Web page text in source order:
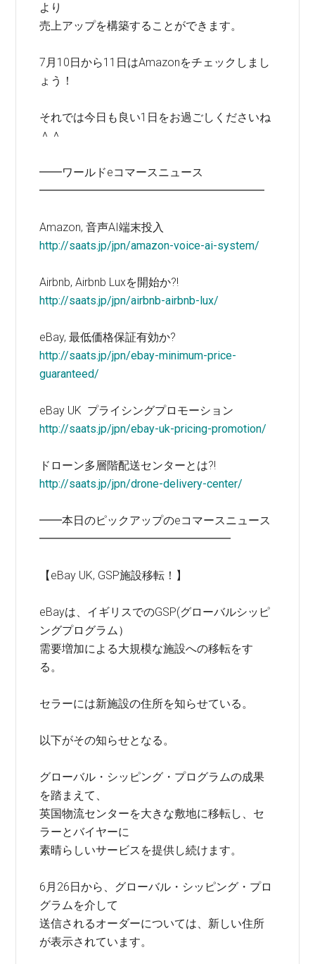
より
売上アップを構築することができます。
7月10日から11日はAmazonをチェックしまし
ょう！
それでは今日も良い1日をお過ごしくださいね
＾＾
━━ワールドeコマースニュース
━━━━━━━━━━━━━━━━━━━━
Amazon, 音声AI端末投入
http://saats.jp/jpn/amazon-voice-ai-system/
Airbnb, Airbnb Luxを開始か?!
http://saats.jp/jpn/airbnb-airbnb-lux/
eBay, 最低価格保証有効か?
http://saats.jp/jpn/ebay-minimum-price-
guaranteed/
eBay UK プライシングプロモーション
http://saats.jp/jpn/ebay-uk-pricing-promotion/
ドローン多層階配送センターとは?!
http://saats.jp/jpn/drone-delivery-center/
━━本日のピックアップのeコマースニュース
━━━━━━━━━━━━━━━━━
【eBay UK, GSP施設移転！】
eBayは、イギリスでのGSP(グローバルシッピ
ングプログラム）
需要増加による大規模な施設への移転をす
る。
セラーには新施設の住所を知らせている。
以下がその知らせとなる。
グローバル・シッピング・プログラムの成果
を踏まえて、
英国物流センターを大きな敷地に移転し、セ
ラーとバイヤーに
素晴らしいサービスを提供し続けます。
6月26日から、グローバル・シッピング・プロ
グラムを介して
送信されるオーダーについては、新しい住所
が表示されています。